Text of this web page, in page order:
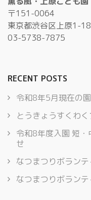
〒151-0064
東京都渋谷区上原1-
03-5738-7875
RECENT POSTS
令和8年5月現在の
とうきょうすくわ
令和8年度入園 短
せ
なつまつりボラン
なつまつりボランテ